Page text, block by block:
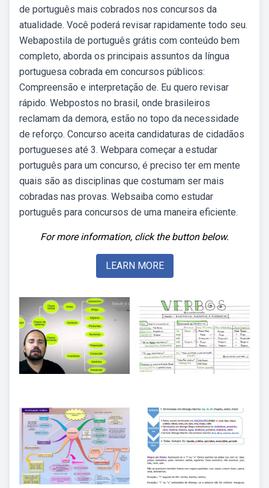
de português mais cobrados nos concursos da
atualidade. Você poderá revisar rapidamente todo seu.
Webapostila de português grátis com conteúdo bem
completo, aborda os principais assuntos da língua
portuguesa cobrada em concursos públicos:
Compreensão e interpretação de. Eu quero revisar
rápido. Webpostos no brasil, onde brasileiros
reclamam da demora, estão no topo da necessidade
de reforço. Concurso aceita candidaturas de cidadãos
portugueses até 3. Webpara começar a estudar
português para um concurso, é preciso ter em mente
quais são as disciplinas que costumam ser mais
cobradas nas provas. Websaiba como estudar
português para concursos de uma maneira eficiente.
For more information, click the button below.
LEARN MORE